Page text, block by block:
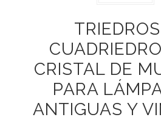
CRISTAL DE
PARA
ANTIGUAS Y